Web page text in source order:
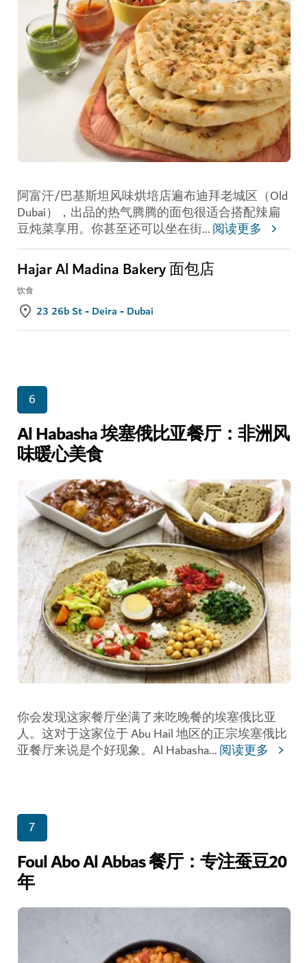
阿富汗/巴基斯坦风味烘培店遍布迪拜老城区（Old
Dubai），出品的热气腾腾的面包很适合搭配辣扁
豆炖菜享用。你甚至还可以坐在街...阅读更多
Hajar Al Madina Bakery 面包店
饮食
23 26b St - Deira - Dubai
6
Al Habasha 埃塞俄比亚餐厅：非洲风
味暖心美食
你会发现这家餐厅坐满了来吃晚餐的埃塞俄比亚
人。这对于这家位于 Abu Hail 地区的正宗埃塞俄比
亚餐厅来说是个好现象。Al Habasha...阅读更多
7
Foul Abo Al Abbas 餐厅：专注蚕豆20
年